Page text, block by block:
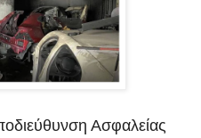
Ασφαλείας